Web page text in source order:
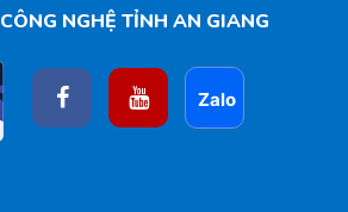
NGHỆ TỈNH AN GIANG